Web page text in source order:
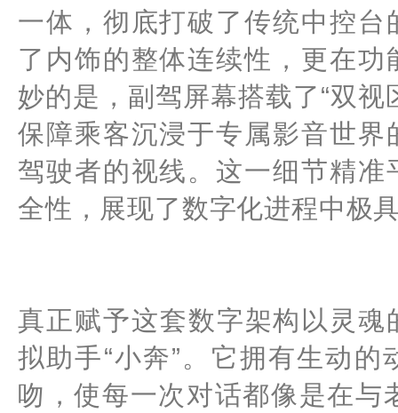
一体，彻底打破了传统中控
了内饰的整体连续性，更在
妙的是，副驾屏幕搭载了“双
保障乘客沉浸于专属影音世
驾驶者的视线。这一细节精
全性，展现了数字化进程中极
真正赋予这套数字架构以灵
拟助手“小奔”。它拥有生动
吻，使每一次对话都像是在与